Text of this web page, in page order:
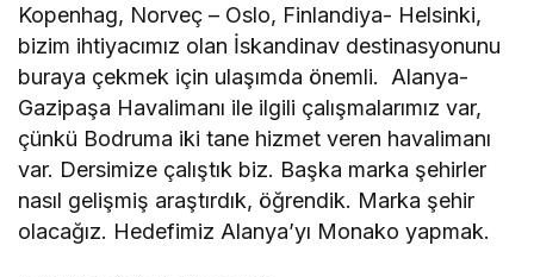
Kopenhag, Norveç – Oslo, Finlandiya- Helsinki,
bizim ihtiyacımız olan İskandinav destinasyonunu
buraya çekmek için ulaşımda önemli. Alanya-
Gazipaşa Havalimanı ile ilgili çalışmalarımız var,
çünkü Bodruma iki tane hizmet veren havalimanı
var. Dersimize çalıştık biz. Başka marka şehirler
nasıl gelişmiş araştırdık, öğrendik. Marka şehir
olacağız. Hedefimiz Alanya’yı Monako yapmak.